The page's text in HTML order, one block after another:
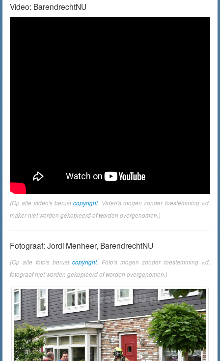
Video: BarendrechtNU
(Op alle video's berustcopyright. Video's mogen zonder toestemming v.d.
maker niet worden gekopieerd of worden overgenomen.)
Fotograaf: Jordi Menheer, BarendrechtNU
(Op alle foto's berustcopyright. Foto's mogen zonder toestemming v.d.
fotograaf niet worden gekopieerd of worden overgenomen.)